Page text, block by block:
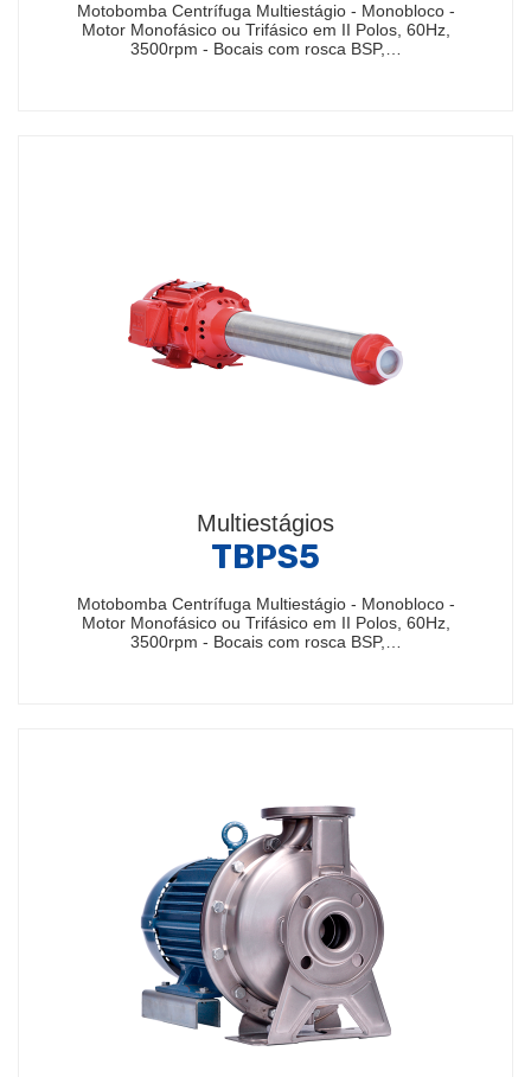
Motobomba Centrífuga Multiestágio - Monobloco -
Motor Monofásico ou Trifásico em II Polos, 60Hz,
3500rpm - Bocais com rosca BSP,…
Multiestágios
TBPS5
Motobomba Centrífuga Multiestágio - Monobloco -
Motor Monofásico ou Trifásico em II Polos, 60Hz,
3500rpm - Bocais com rosca BSP,…